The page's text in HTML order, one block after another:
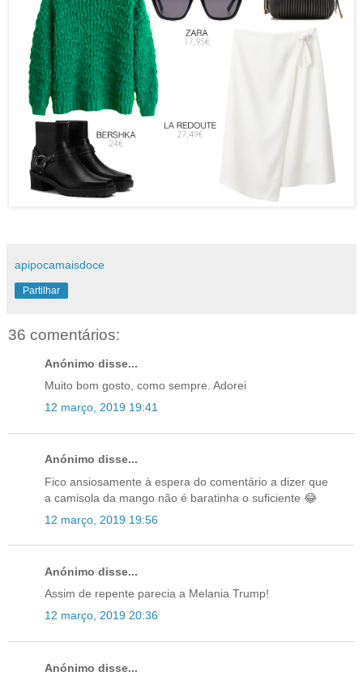
apipocamaisdoce
Partilhar
36 comentários:
Anónimo disse...
Muito bom gosto, como sempre. Adorei
12 março, 2019 19:41
Anónimo disse...
Fico ansiosamente à espera do comentário a dizer que
a camisola da mango não é baratinha o suficiente 😂
12 março, 2019 19:56
Anónimo disse...
Assim de repente parecia a Melania Trump!
12 março, 2019 20:36
Anónimo disse...